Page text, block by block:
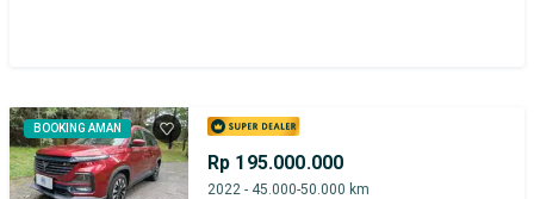
BOOKING AMAN
Rp 195.000.000
2022 - 45.000-50.000 km